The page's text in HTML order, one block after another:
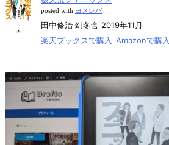
posted with ヨメレバ
田中修治 幻冬舎 2019年11月
楽天ブックスで購入 Amazonで購入